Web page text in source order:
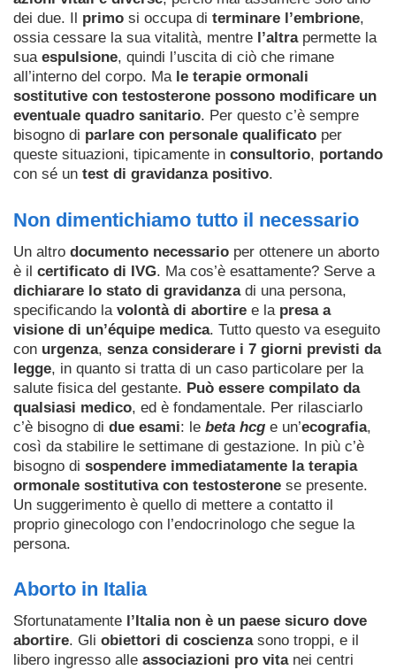
dei due. Il primo si occupa di terminare l’embrione,
ossia cessare la sua vitalità, mentre l’altrapermette la
sua espulsione, quindi l’uscita di ciò che rimane
all’interno del corpo. Ma le terapie ormonali
sostitutive con testosterone possono modificare un
eventuale quadro sanitario. Per questo c’è sempre
bisogno di parlare con personale qualificato per
queste situazioni, tipicamente in consultorio, portando
con sé un test di gravidanza positivo.
Non dimentichiamo tutto il necessario
Un altro documento necessario per ottenere un aborto
è il certificato di IVG. Ma cos’è esattamente? Serve a
dichiarare lo stato di gravidanzadi una persona,
specificando la volontà di abortire e la presa a
visione di un’équipe medica. Tutto questo va eseguito
con urgenza, senza considerare i 7 giorni previsti da
legge, in quanto si tratta di un caso particolare per la
salute fisica del gestante. Può essere compilato da
qualsiasi medico, ed è fondamentale. Per rilasciarlo
c’è bisogno di due esami: le beta hcg e un’ecografia,
così da stabilire le settimane di gestazione. In più c’è
bisogno di sospendere immediatamente la terapia
ormonale sostitutiva con testosterone se presente.
Un suggerimento è quello di mettere a contatto il
proprio ginecologo con l’endocrinologo che segue la
persona.
Aborto in Italia
Sfortunatamente l’Italia non è un paese sicuro dove
abortire. Gli obiettori di coscienzasono troppi, e il
libero ingresso alle associazioni pro vitanei centri